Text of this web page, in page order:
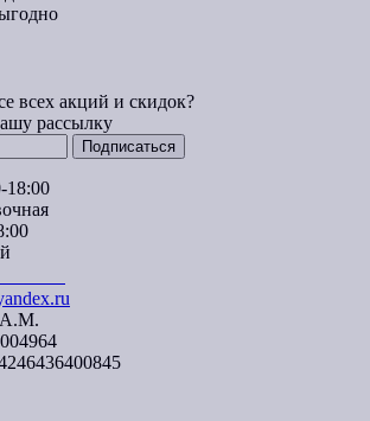
всех акций и скидок?
рассылку
Подписаться
18:00
А.М.